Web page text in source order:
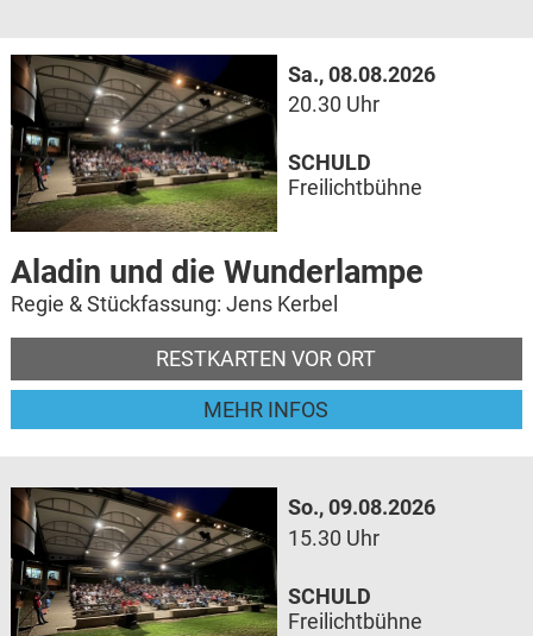
Sa., 08.08.2026
20.30 Uhr
Aladin und die Wunderlampe
Regie & Stückfassung: Jens Kerbel
RESTKARTEN VOR ORT
MEHR INFOS
SCHULD
Freilichtbühne
So., 09.08.2026
15.30 Uhr
SCHULD
Freilichtbühne